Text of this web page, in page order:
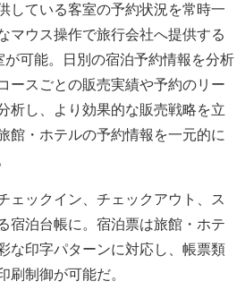
している客室の予約状況を常時一
マウス操作で旅行会社へ提供する
可能。日別の宿泊予約情報を分析
ースごとの販売実績や予約のリー
析し、より効果的な販売戦略を立
館・ホテルの予約情報を一元的に
ェックイン、チェックアウト、ス
宿泊台帳に。宿泊票は旅館・ホテ
な印字パターンに対応し、帳票類
刷制御が可能だ。